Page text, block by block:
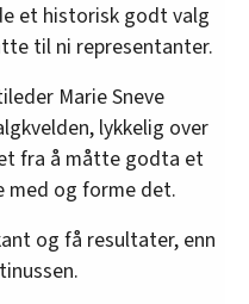
et historisk godt valg
til ni representanter.
Marie Sneve
lykkelig over
fra å måtte godta et
og forme det.
og få resultater, enn